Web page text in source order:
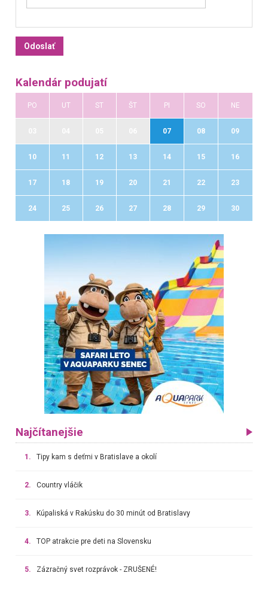
Kalendár podujatí
PO UT ST ŠT PI SO NE
07 08 09
10 11 12 13 14 15 16
17 18 19 20 21 22 23
24 25 26 27 28 29 30
Najčítanejšie
1. Tipy kam s deťmi v Bratislave a okolí
2. Country vláčik
3. Kúpaliská v Rakúsku do 30 minút od Bratislavy
4. TOP atrakcie pre deti na Slovensku
5. Zázračný svet rozprávok - ZRUŠENÉ!